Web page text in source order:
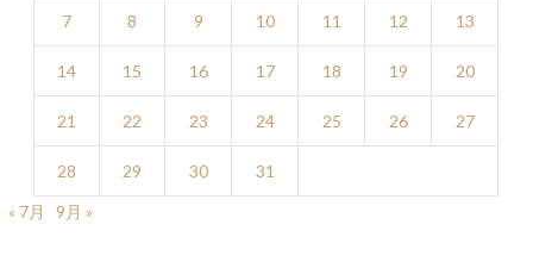
7 8 9 10 11 12 13
14 15 16 17 18 19 20
21 22 23 24 25 26 27
28 29 30
31
« 7月
9月 »